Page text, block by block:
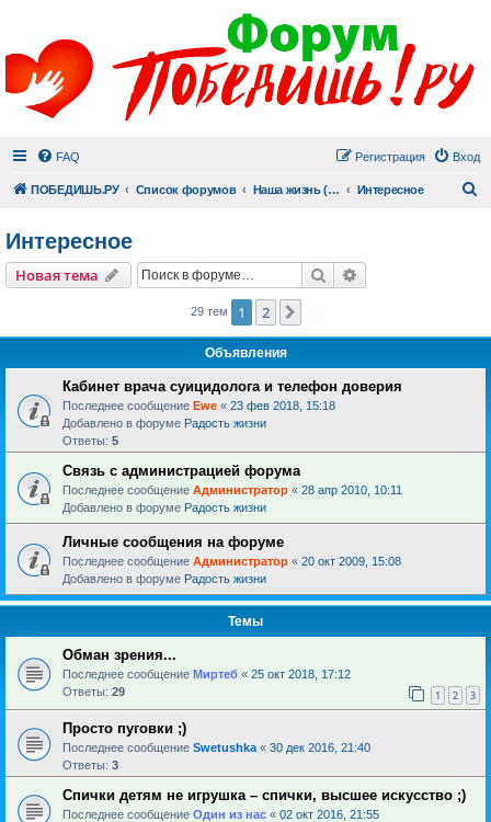
FAQ Вход
Регистрация
ПОБЕДИШЬ.РУ Список форумов Наша жизнь (не всё же о суициде!) Интересное
Интересное
Новая тема Поиск
29 тем 1 2
Объявления
Кабинет врача суицидолога и телефон доверия
Последнее сообщение Ewe « 23 фев 2018, 15:18
Добавлено в форуме Радость жизни
Ответы: 5
Связь с администрацией форума
Последнее сообщение Администратор « 28 апр 2010, 10:11
Добавлено в форуме Радость жизни
Личные сообщения на форуме
Последнее сообщение Администратор « 20 окт 2009, 15:08
Добавлено в форуме Радость жизни
Темы
Обман зрения...
Последнее сообщение Миртеб « 25 окт 2018, 17:12
Ответы: 29 1 2 3
Просто пуговки ;)
Последнее сообщение Swetushka « 30 дек 2016, 21:40
Ответы: 3
Спички детям не игрушка – спички, высшее искусство ;)
Последнее сообщение Один из нас « 02 окт 2016, 21:55